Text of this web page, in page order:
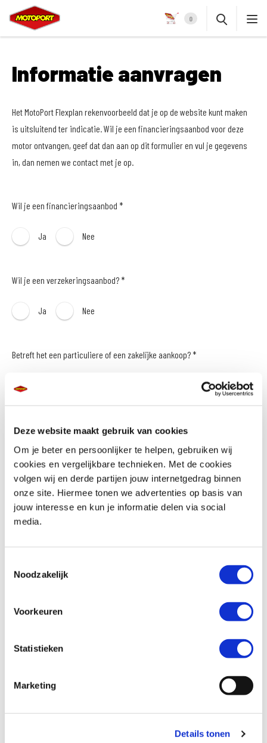
Deze website maakt gebruik van cookies
Om je beter en persoonlijker te helpen, gebruiken wij
cookies en vergelijkbare technieken. Met de cookies
volgen wij en derde partijen jouw internetgedrag binnen
onze site. Hiermee tonen we advertenties op basis van
jouw interesse en kun je informatie delen via social
media.
Noodzakelijk
Voorkeuren
Statistieken
Marketing
Details tonen
0
Informatie aanvragen
Het MotoPort Flexplan rekenvoorbeeld dat je op de website kunt maken
is uitsluitend ter indicatie. Wil je een financieringsaanbod voor deze
motor ontvangen, geef dat dan aan op dit formulier en vul je gegevens
in, dan nemen we contact met je op.
Wil je een financieringsaanbod *
Ja Nee
Wil je een verzekeringsaanbod? *
Ja Nee
Betreft het een particuliere of een zakelijke aankoop? *
E-mailadres *